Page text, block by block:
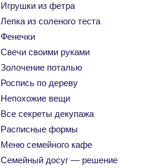
Игрушки из фетра
Лепка из соленого теста
Фенечки
Свечи своими руками
Золочение поталью
Роспись по дереву
Непохожие вещи
Все секреты декупажа
Расписные формы
Меню семейного кафе
Семейный досуг — решение